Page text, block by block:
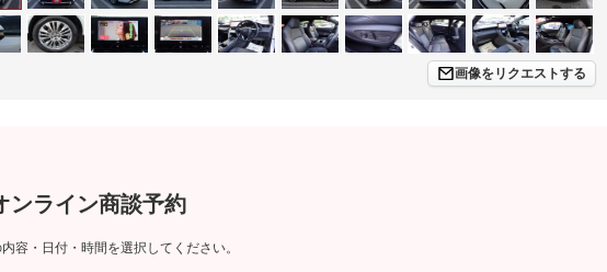
画像をリクエストする
ンライン商談予約
容・日付・時間を選択してください。